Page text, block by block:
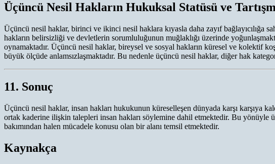
Üçüncü Nesil Hakların Hukuksal Statüsü ve
Üçüncü nesil haklar, birinci ve ikinci nesil haklara kıyasla daha zayıf
hakların belirsizliği ve devletlerin sorumluluğunun muğlaklığı üzerinde
oynamaktadır. Üçüncü nesil haklar, bireysel ve sosyal hakların küresel ve kolektif
büyük ölçüde anlamsızlaşmaktadır. Bu nedenle üçüncü nesil haklar, diğer hak
11. Sonuç
Üçüncü nesil haklar, insan hakları hukukunun küreselleşen dünyada karşı karşıya
ortak kaderine ilişkin talepleri insan hakları söylemine dahil etmektedir. Bu yönüyle
bakımından halen mücadele konusu olan bir alanı temsil etmektedir.
Kaynakça